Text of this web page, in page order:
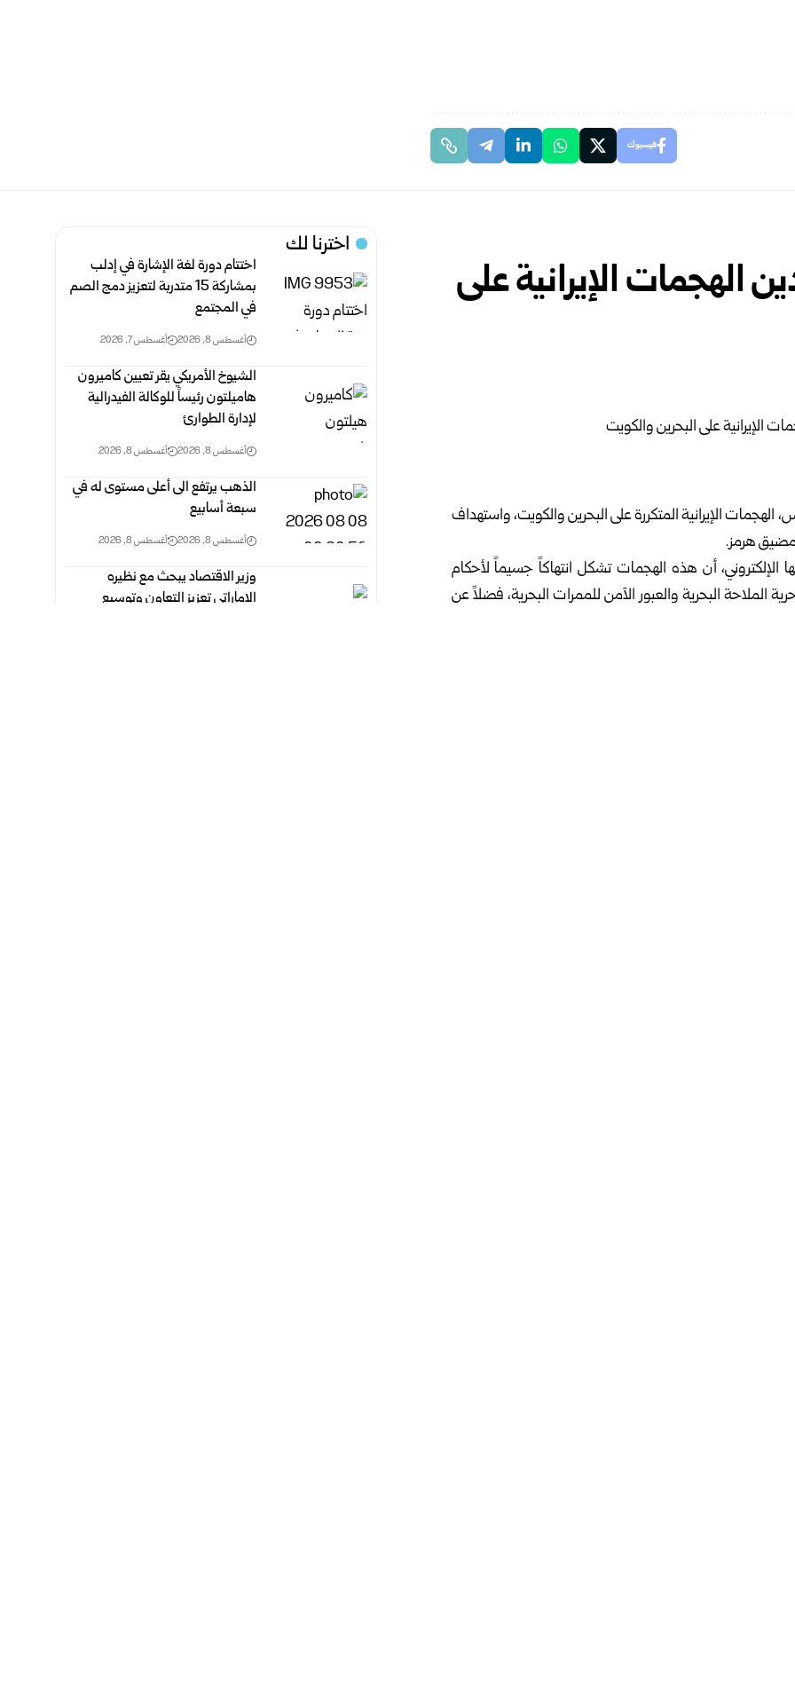
فيسبوك
الهجمات الإيرانية على
الإيرانية المتكررة على البحرين والكويت، واستهداف
مضيق هرمز.
أن هذه الهجمات تشكل انتهاكاً جسيماً لأحكام
مجلس الأمن رقم (2817)، التي تكفل حرية الملاحة البحرية والعبور الآمن للممرات البحرية، فضلاً عن
اخترنا لك
اختتام دورة لغة الإشارة في إدلب
بمشاركة 15 متدربة لتعزيز دمج الصم
في المجتمع
أغسطس 8, 2026 أغسطس 7, 2026
الشيوخ الأمريكي يقر تعيين كاميرون
هاميلتون رئيساً للوكالة الفيدرالية
لإدارة الطوارئ
أغسطس 8, 2026 أغسطس 8, 2026
الذهب يرتفع الى أعلى مستوى له في
سبعة أسابيع
أغسطس 8, 2026 أغسطس 8, 2026
وزير الاقتصاد ‏يبحث مع نظيره
الإماراتي تعزيز التعاون وتوسيع